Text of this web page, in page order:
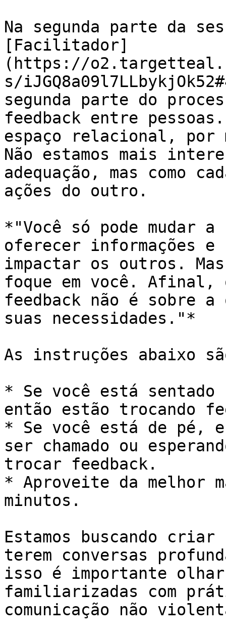
Na segunda parte da
[Facilitador]
(https://
s/
segunda parte do
feedback entre
espaço relacional, por
Não estamos mais
adequação, mas como
ações do outro.
*"Você só pode mudar
oferecer informações e
impactar os outros.
foque em você. Afinal,
feedback não é sobre
suas necessidades."*
As instruções abaixo
* Se você está sentado
então estão trocando
* Se você está de pé,
ser chamado ou
trocar feedback.
* Aproveite da melhor
minutos.
Estamos buscando criar
terem conversas
isso é importante olhar
familiarizadas com
comunicação não